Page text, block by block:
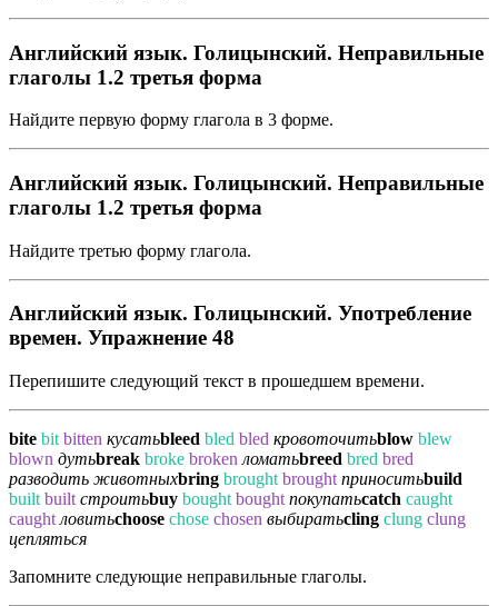
Английский язык. Голицынский. Неправильные
глаголы 1.2 третья форма
Найдите первую форму глагола в 3 форме.
Английский язык. Голицынский. Неправильные
глаголы 1.2 третья форма
Найдите третью форму глагола.
Английский язык. Голицынский. Употребление
времен. Упражнение 48
Перепишите следующий текст в прошедшем времени.
bite bit bitten кусатьbleed bled bled кровоточитьblow blew
blown дутьbreak broke broken ломатьbreed bred bred
разводить животныхbring brought brought приноситьbuild
built built строитьbuy bought bought покупатьcatch caught
caught ловитьchoose chose chosen выбиратьcling clung clung
цепляться
Запомните следующие неправильные глаголы.